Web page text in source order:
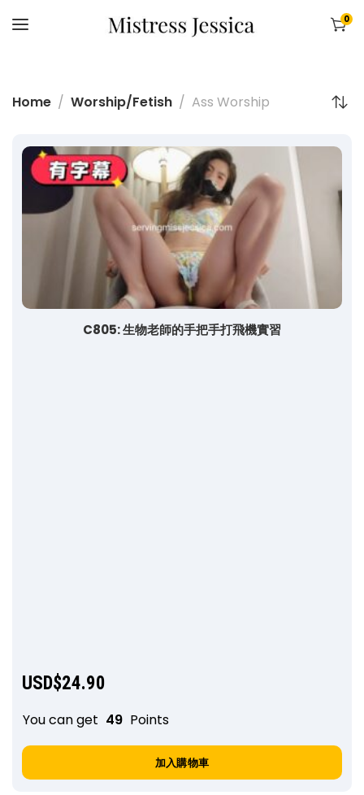
0
Home Worship/Fetish Ass Worship
C805: 生物老師的手把手打飛機實習
USD$24.90
You can get 49 Points
加入購物車